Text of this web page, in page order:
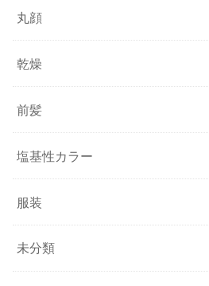
丸顔
乾燥
前髪
塩基性カラー
服装
未分類